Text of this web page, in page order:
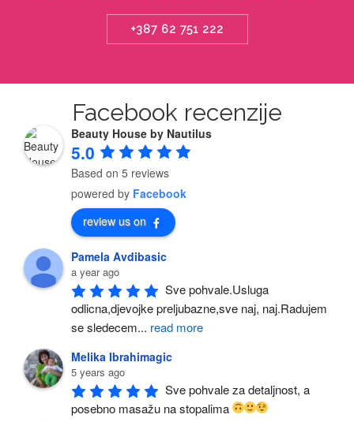
+387 62 751 222
Facebook recenzije
Beauty House by Nautilus
5.0
Based on 5 reviews
powered by Facebook
review us on
Pamela Avdibasic
a year ago
Sve pohvale.Usluga
odlicna,djevojke preljubazne,sve naj, naj.Radujem
se sledecem... read more
Melika Ibrahimagic
5 years ago
Sve pohvale za detaljnost, a
posebno masažu na stopalima